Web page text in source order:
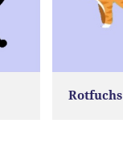
Rotfuchs